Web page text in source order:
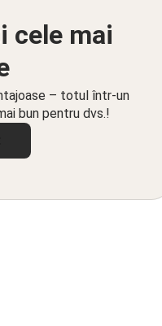
cele mai
– totul într-un
bun pentru dvs.!